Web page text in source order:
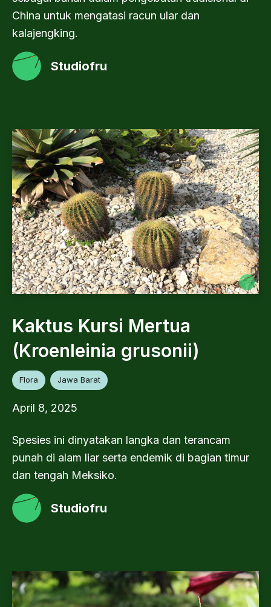
China untuk mengatasi racun ular dan
kalajengking.
Studiofru
Kaktus Kursi Mertua
(Kroenleinia grusonii)
Flora Jawa Barat
April 8, 2025
Spesies ini dinyatakan langka dan terancam
punah di alam liar serta endemik di bagian timur
dan tengah Meksiko.
Studiofru